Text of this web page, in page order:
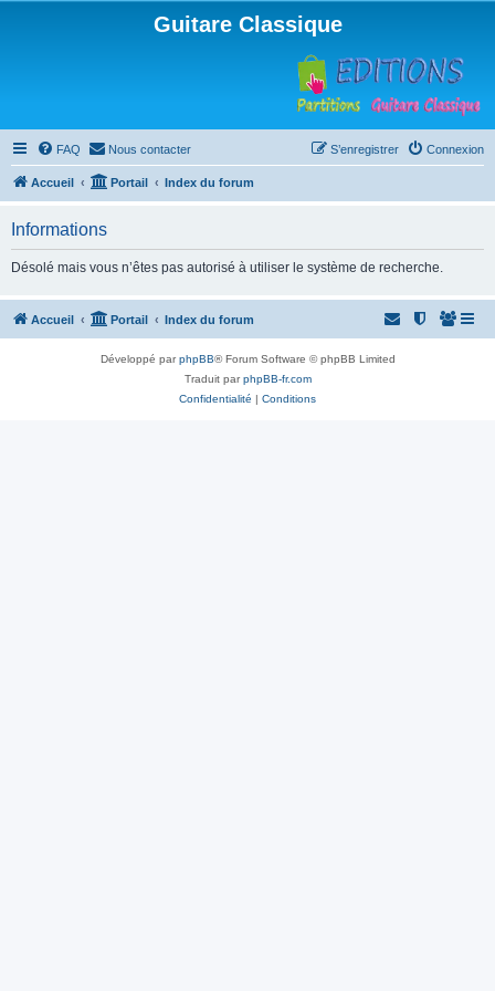
Guitare Classique
FAQ Nous contacter Connexion
S’enregistrer
Accueil Portail Index du forum
Informations
Désolé mais vous n’êtes pas autorisé à utiliser le système de recherche.
Accueil Portail Index du forum
Développé parphpBB® Forum Software © phpBB Limited
Traduit parphpBB-fr.com
Confidentialité | Conditions